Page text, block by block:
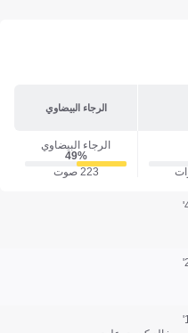
الرجاء البيضاوي
الرجاء البيضاوي
49‎%‎
223 صوت